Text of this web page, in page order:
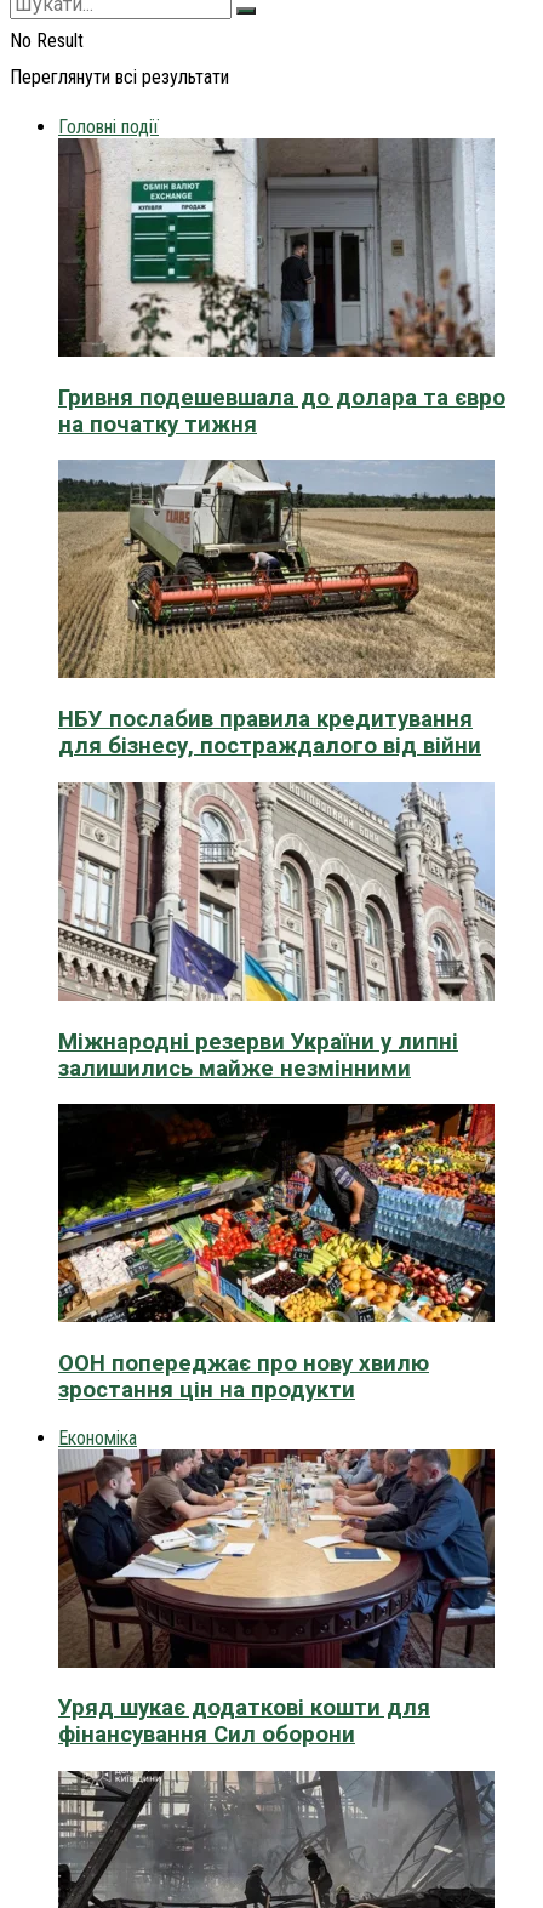
No Result
Переглянути всі результати
Головні події
Гривня подешевшала до долара та євро
на початку тижня
НБУ послабив правила кредитування
для бізнесу, постраждалого від війни
Міжнародні резерви України у липні
залишились майже незмінними
ООН попереджає про нову хвилю
зростання цін на продукти
Економіка
Уряд шукає додаткові кошти для
фінансування Сил оборони